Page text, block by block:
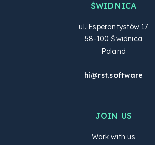
ŚWIDNICA
ul. Esperantystów 17
58-100 Świdnica
Poland
hi@rst.software
JOIN US
Work with us